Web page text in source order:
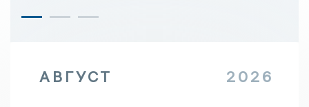
АВГУСТ 2026